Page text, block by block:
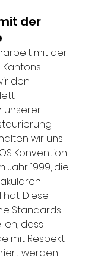
der
mit der
den
unserer
wir uns
Konvention
Jahr 1999, die
Diese
Standards
dass
mit Respekt
werden.